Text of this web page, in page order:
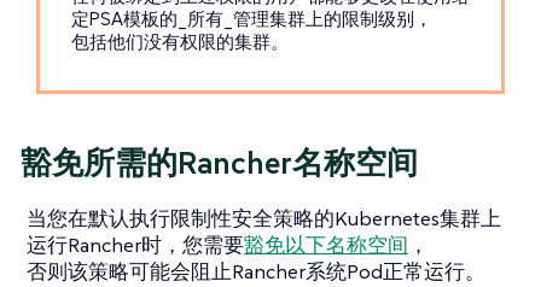
定PSA模板的_所有_管理集群上的限制级别，
包括他们没有权限的集群。
豁免所需的Rancher名称空间
当您在默认执行限制性安全策略的Kubernetes集群上
运行Rancher时，您需要豁免以下名称空间 ，
否则该策略可能会阻止Rancher系统Pod正常运行。